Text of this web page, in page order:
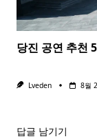
당진 공연 추천
Lveden 8월
답글 남기기